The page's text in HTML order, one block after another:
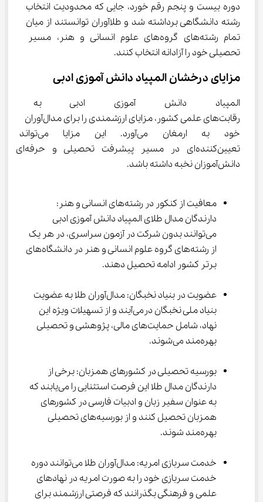
دوره بیست و پنجم رقم خورد، جایی که محدودیت انتخاب
رشته دانشگاهی برداشته شد و طلاآوران توانستند از میان
تمام رشته‌های گروه‌های علوم انسانی و هنر، مسیر
تحصیلی خود را آزادانه انتخاب کنند.
مزایای درخشان المپیاد دانش آموزی ادبی
المپیاد دانش آموزی ادبی به
رقابت‌های علمی کشور، مزایای ارزشمندی را برای مدال‌آوران
خود به ارمغان می‌آورد. این
تعیین‌کننده‌ای در مسیر پیشرفت تحصیلی و حرفه‌ای
دانش‌آموزان نخبه داشته باشد.
معافیت از کنکور در رشته‌های انسانی و هنر:
دارندگان مدال طلای المپیاد دانش آموزی ادبی
می‌توانند بدون شرکت در آزمون سراسری، در هر یک
از رشته‌های گروه علوم انسانی و هنر در دانشگاه‌های
برتر کشور ادامه تحصیل دهند.
عضویت در بنیاد نخبگان: مدال‌آوران طلا به عضویت
بنیاد ملی نخبگان درمی‌آیند و از تسهیلات ویژه این
نهاد، شامل حمایت‌های مالی، پژوهشی و تحصیلی
بهره‌مند می‌شوند.
بورسیه تحصیلی در کشورهای همزبان: برخی از
دارندگان مدال طلا این فرصت استثنایی را می‌یابند که
به عنوان سفیر زبان و ادبیات فارسی در کشورهای
همزبان تحصیل کنند و از بورسیه‌های تحصیلی
بهره‌مند شوند.
خدمت سربازی امریه: مدال‌آوران طلا می‌توانند دوره
خدمت سربازی خود را به صورت امریه در نهادهای
علمی و فرهنگی بگذرانند که فرصتی ارزشمند برای